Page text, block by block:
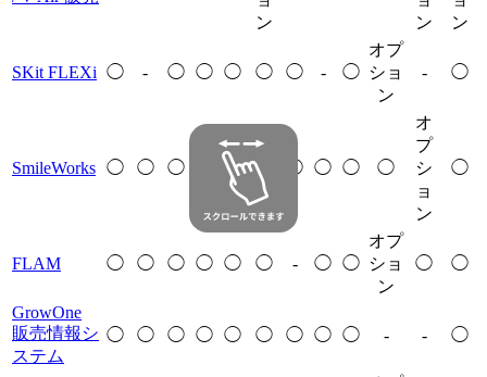
ン
ン
ン
SKit FLEXi ◯ - ◯ ◯ ◯ ◯ ◯ - ◯
オプ
ショ
ン
- ◯
SmileWorks ◯ ◯ ◯ ◯ ◯ ◯ ◯ ◯
オ
プ
シ
ョ
ン
◯
FLAM ◯ ◯ ◯ ◯ ◯ ◯ - ◯ ◯
オプ
ショ
ン
◯ ◯
GrowOne
販売情報シ
ステム
◯ ◯ ◯ ◯ ◯ ◯ ◯ ◯ ◯ - - ◯